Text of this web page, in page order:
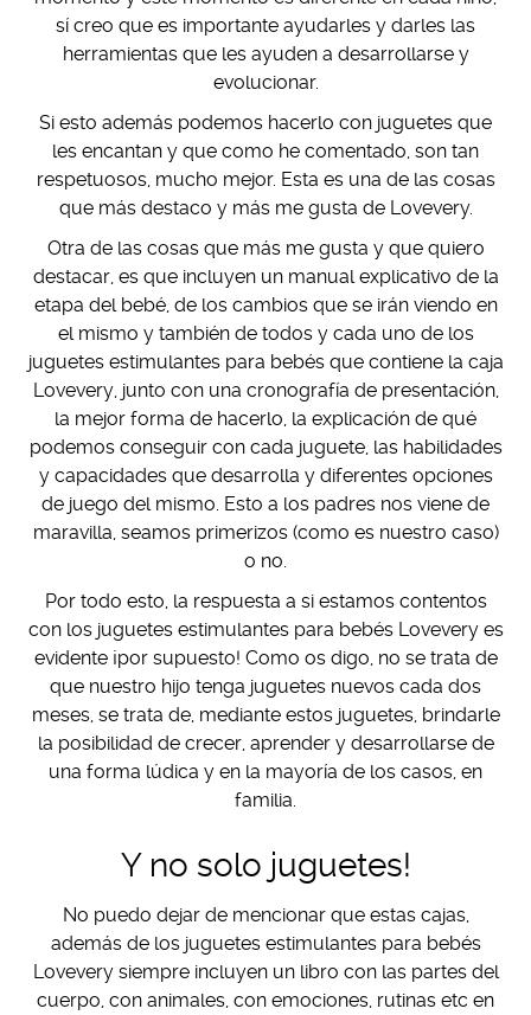
sí creo que es importante ayudarles y darles las
herramientas que les ayuden a desarrollarse y
evolucionar.
Si esto además podemos hacerlo con juguetes que
les encantan y que como he comentado, son tan
respetuosos, mucho mejor. Esta es una de las cosas
que más destaco y más me gusta de Lovevery.
Otra de las cosas que más me gusta y que quiero
destacar, es que incluyen un manual explicativo de la
etapa del bebé, de los cambios que se irán viendo en
el mismo y también de todos y cada uno de los
juguetes estimulantes para bebés que contiene la caja
Lovevery, junto con una cronografía de presentación,
la mejor forma de hacerlo, la explicación de qué
podemos conseguir con cada juguete, las habilidades
y capacidades que desarrolla y diferentes opciones
de juego del mismo. Esto a los padres nos viene de
maravilla, seamos primerizos (como es nuestro caso)
o no.
Por todo esto, la respuesta a si estamos contentos
con los juguetes estimulantes para bebés Lovevery es
evidente ¡por supuesto! Como os digo, no se trata de
que nuestro hijo tenga juguetes nuevos cada dos
meses, se trata de, mediante estos juguetes, brindarle
la posibilidad de crecer, aprender y desarrollarse de
una forma lúdica y en la mayoría de los casos, en
familia.
Y no solo juguetes!
No puedo dejar de mencionar que estas cajas,
además de los juguetes estimulantes para bebés
Lovevery siempre incluyen un libro con las partes del
cuerpo, con animales, con emociones, rutinas etc en